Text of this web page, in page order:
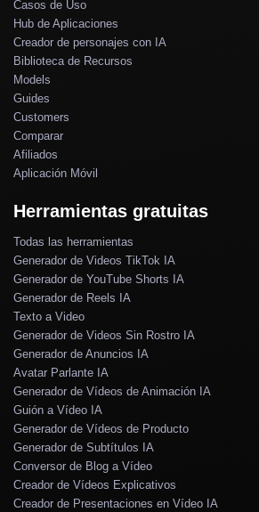
Casos de Uso
Hub de Aplicaciones
Creador de personajes con IA
Biblioteca de Recursos
Models
Guides
Customers
Comparar
Afiliados
Aplicación Móvil
Herramientas gratuitas
Todas las herramientas
Generador de Videos TikTok IA
Generador de YouTube Shorts IA
Generador de Reels IA
Texto a Video
Generador de Videos Sin Rostro IA
Generador de Anuncios IA
Avatar Parlante IA
Generador de Vídeos de Animación IA
Guión a Vídeo IA
Generador de Vídeos de Producto
Generador de Subtítulos IA
Conversor de Blog a Vídeo
Creador de Vídeos Explicativos
Creador de Presentaciones en Vídeo IA